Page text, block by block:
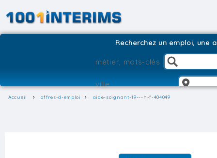
Recherchez un emploi, une
Accueil offres-d-emploi aide-soignant-19---h-f-404049